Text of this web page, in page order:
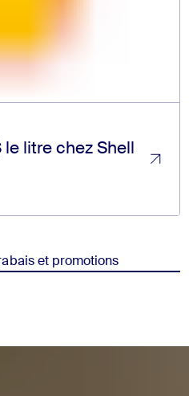
litre chez Shell
et promotions